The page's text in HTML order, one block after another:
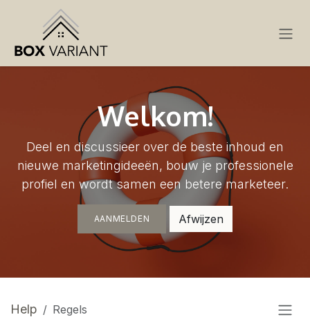
Welkom!
Deel en discussieer over de beste inhoud en
nieuwe marketingideeën, bouw je professionele
profiel en wordt samen een betere marketeer.
AANMELDEN Afwijzen
Help
Regels